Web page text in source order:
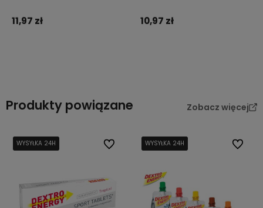
11,97 zł 10,97 zł
Produkty powiązane Zobacz więcej
WYSYŁKA 24H
WYSYŁKA 24H
WYSYŁKA 24H Do ulubionychWYSYŁKA 24H
WYSYŁKA 24H
WYSYŁKA 24H Do